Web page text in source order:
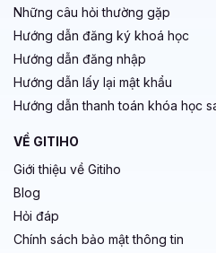
Những câu hỏi thường gặp
Hướng dẫn đăng ký khoá học
Hướng dẫn đăng nhập
Hướng dẫn lấy lại mật khẩu
Hướng dẫn thanh toán khóa học
VỀ GITIHO
Giới thiệu về Gitiho
Blog
Hỏi đáp
Chính sách bảo mật thông tin